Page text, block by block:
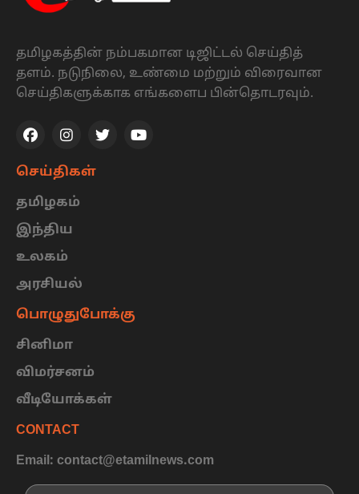
தமிழகத்தின் நம்பகமான டிஜிட்டல் செய்தித்
தளம். நடுநிலை, உண்மை மற்றும் விரைவான
செய்திகளுக்காக எங்களைப பின்தொடரவும்.
செய்திகள்
தமிழகம்
இந்திய
உலகம்
அரசியல்
பொழுதுபோக்கு
சினிமா
விமர்சனம்
வீடியோக்கள்
CONTACT
Email: contact@etamilnews.com